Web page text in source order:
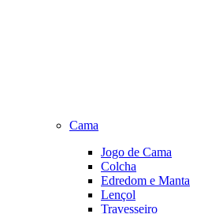
Cama
Jogo de Cama
Colcha
Edredom e Manta
Lençol
Travesseiro